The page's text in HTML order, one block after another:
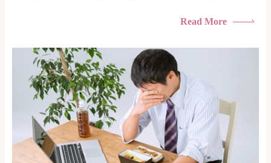
族に知られたくない・借金の催促、取り立てで憂鬱になる。・
も限界があ...
Read More